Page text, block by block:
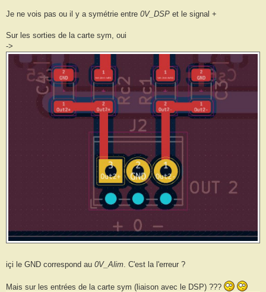
Je ne vois pas ou il y a symétrie entre 0V_DSP et le signal +
Sur les sorties de la carte sym, oui
->
içi le GND correspond au 0V_Alim . C'est la l'erreur ?
Mais sur les entrées de la carte sym (liaison avec le DSP) ???